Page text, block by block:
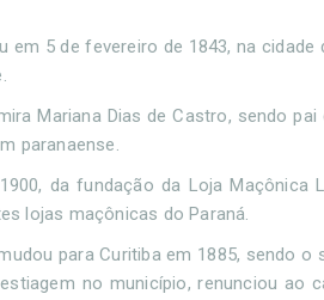
em 5 de fevereiro de 1843, na
Mariana Dias de Castro, sendo
paranaense.
da fundação da Loja
lojas maçônicas do Paraná.
para Curitiba em 1885, sendo
no município, renunciou ao